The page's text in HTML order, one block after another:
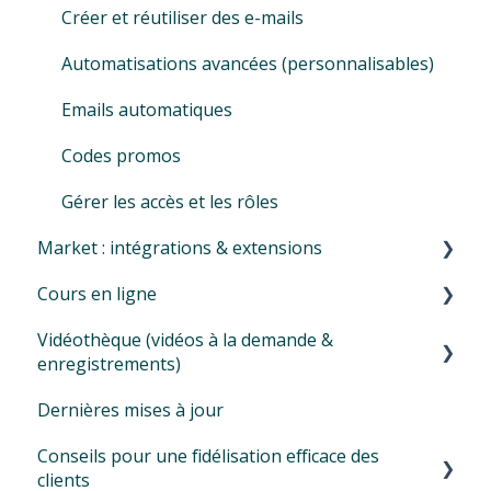
Créer et réutiliser des e-mails
Automatisations avancées (personnalisables)
Emails automatiques
Codes promos
Gérer les accès et les rôles
Market : intégrations & extensions
Introduction à l'onglet Market
Aggrégateurs
Votre bonus : le système de parrainage
Cours en ligne
Proposer des cours en ligne
Webinaires
Vidéothèque (vidéos à la demande &
enregistrements)
Comment créer votre vidéothèque ?
Paramètres supplémentaires de la vidéothèque
Dernières mises à jour
Conseils pour une fidélisation efficace des
clients